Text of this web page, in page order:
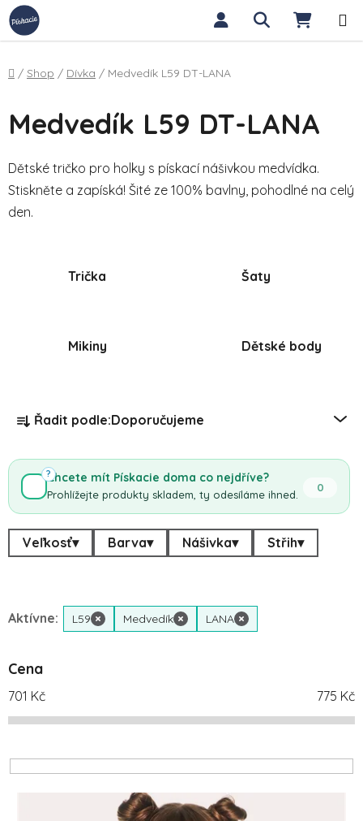
Přejít na obsah Hledat
Domů
/ Shop / Dívka / Medvedík L59 DT-LANA
Medvedík L59 DT-LANA
Dětské tričko pro holky s pískací nášivkou medvídka.
Stiskněte a zapíská! Šité ze 100% bavlny, pohodlné na celý
den.
Trička Šaty
Mikiny Dětské body
Řazení produktů
Řadit podle:Doporučujeme
Chcete mít Pískacie doma co nejdříve?
Prohlížejte produkty skladem, ty odesíláme ihned.
0
?
Veľkosť▾ Barva▾ Nášivka▾ Střih▾
Aktívne: L59 × Medvedík × LANA ×
Cena
701 Kč 775 Kč
Výpis produktů